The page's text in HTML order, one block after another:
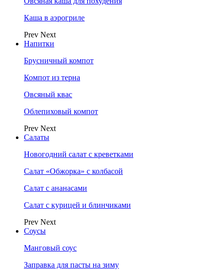
Каша в аэрогриле
Prev Next
Напитки
Брусничный компот
Компот из терна
Овсяный квас
Облепиховый компот
Prev Next
Салаты
Новогодний салат с креветками
Салат «Обжорка» с колбасой
Салат с ананасами
Салат с курицей и блинчиками
Prev Next
Соусы
Манговый соус
Заправка для пасты на зиму